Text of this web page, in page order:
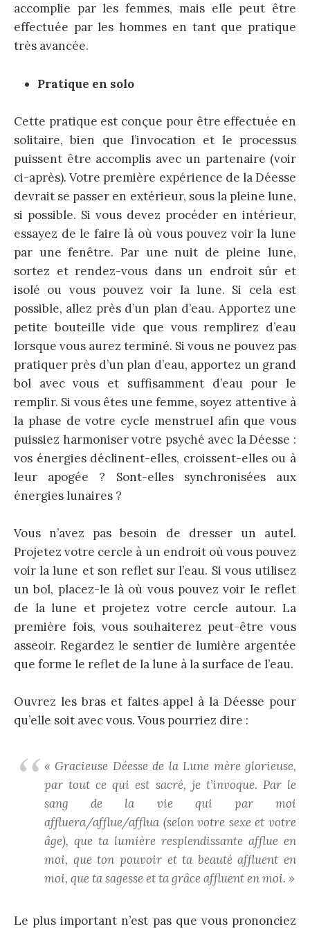
accomplie par les femmes, mais elle peut être
effectuée par les hommes en tant que pratique
très avancée.
Pratique en solo
Cette pratique est conçue pour être effectuée en
solitaire, bien que l’invocation et le processus
puissent être accomplis avec un partenaire (voir
ci-après). Votre première expérience de la Déesse
devrait se passer en extérieur, sous la pleine lune,
si possible. Si vous devez procéder en intérieur,
essayez de le faire là où vous pouvez voir la lune
par une fenêtre. Par une nuit de pleine lune,
sortez et rendez-vous dans un endroit sûr et
isolé ou vous pouvez voir la lune. Si cela est
possible, allez près d’un plan d’eau. Apportez une
petite bouteille vide que vous remplirez d’eau
lorsque vous aurez terminé. Si vous ne pouvez pas
pratiquer près d’un plan d’eau, apportez un grand
bol avec vous et suffisamment d’eau pour le
remplir. Si vous êtes une femme, soyez attentive à
la phase de votre cycle menstruel afin que vous
puissiez harmoniser votre psyché avec la Déesse :
vos énergies déclinent-elles, croissent-elles ou à
leur apogée ? Sont-elles synchronisées aux
énergies lunaires ?
Vous n’avez pas besoin de dresser un autel.
Projetez votre cercle à un endroit où vous pouvez
voir la lune et son reflet sur l’eau. Si vous utilisez
un bol, placez-le là où vous pouvez voir le reflet
de la lune et projetez votre cercle autour. La
première fois, vous souhaiterez peut-être vous
asseoir. Regardez le sentier de lumière argentée
que forme le reflet de la lune à la surface de l’eau.
Ouvrez les bras et faites appel à la Déesse pour
qu’elle soit avec vous. Vous pourriez dire :
« Gracieuse Déesse de la Lune mère glorieuse,
par tout ce qui est sacré, je t’invoque. Par le
sang de la vie qui par moi
affluera/afflue/afflua (selon votre sexe et votre
âge), que ta lumière resplendissante afflue en
moi, que ton pouvoir et ta beauté affluent en
moi, que ta sagesse et ta grâce affluent en moi. »
Le plus important n’est pas que vous prononciez